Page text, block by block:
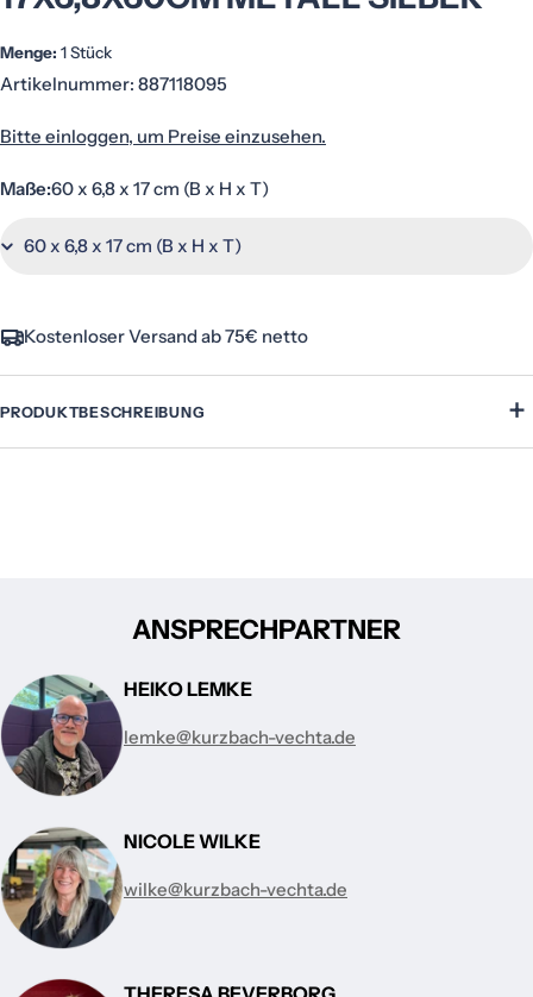
Menge: 1 Stück
Artikelnummer: 887118095
Bitte einloggen, um Preise einzusehen.
Maße:60 x 6,8 x 17 cm (B x H x T)
Kostenloser Versand ab 75€ netto
PRODUKTBESCHREIBUNG +
ANSPRECHPARTNER
HEIKO LEMKE
lemke@kurzbach-vechta.de
NICOLE WILKE
wilke@kurzbach-vechta.de